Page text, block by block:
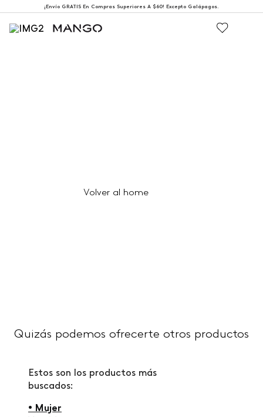
¡Envío GRATIS En Compras Superiores A $60! Excepto Galápagos.
Volver al home
Quizás podemos ofrecerte otros productos
Estos son los productos más
buscados:
• Mujer